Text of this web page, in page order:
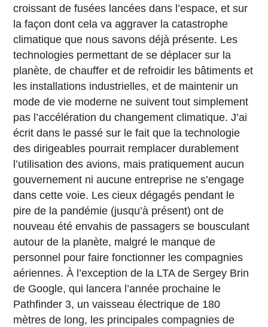
croissant de fusées lancées dans l’espace, et sur
la façon dont cela va aggraver la catastrophe
climatique que nous savons déjà présente. Les
technologies permettant de se déplacer sur la
planète, de chauffer et de refroidir les bâtiments et
les installations industrielles, et de maintenir un
mode de vie moderne ne suivent tout simplement
pas l’accélération du changement climatique. J’ai
écrit dans le passé sur le fait que la technologie
des dirigeables pourrait remplacer durablement
l’utilisation des avions, mais pratiquement aucun
gouvernement ni aucune entreprise ne s’engage
dans cette voie. Les cieux dégagés pendant le
pire de la pandémie (jusqu’à présent) ont de
nouveau été envahis de passagers se bousculant
autour de la planète, malgré le manque de
personnel pour faire fonctionner les compagnies
aériennes. À l’exception de la LTA de Sergey Brin
de Google, qui lancera l’année prochaine le
Pathfinder 3, un vaisseau électrique de 180
mètres de long, les principales compagnies de